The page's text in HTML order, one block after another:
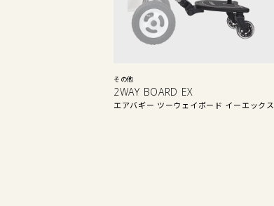
その他
2WAY BOARD EX
エアバギー ツーウェイボード イーエックス